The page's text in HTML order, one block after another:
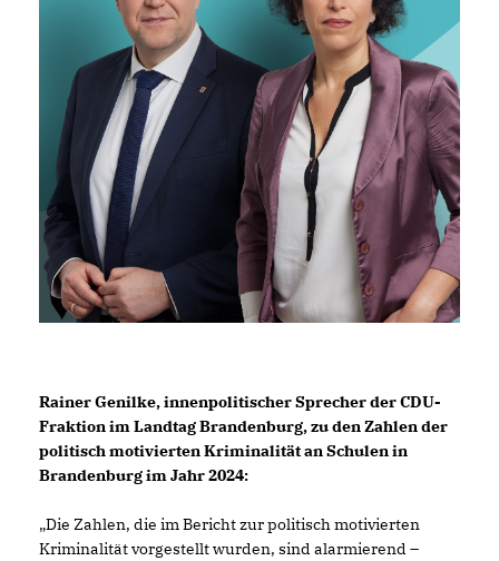
Rainer Genilke, innenpolitischer Sprecher der CDU-
Fraktion im Landtag Brandenburg, zu den Zahlen der
politisch motivierten Kriminalität an Schulen in
Brandenburg im Jahr 2024:
Die Zahlen, die im Bericht zur politisch motivierten
Kriminalität vorgestellt wurden, sind alarmierend –